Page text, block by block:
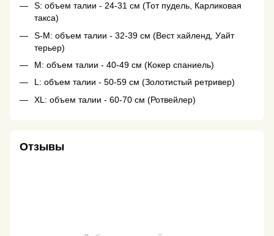
S: объем талии - 24-31 см (Тот пудель, Карликовая
такса)
S-M: объем талии - 32-39 см (Вест хайленд, Уайт
терьер)
M: объем талии - 40-49 см (Кокер спаниель)
L: объем талии - 50-59 см (Золотистый ретривер)
XL: объем талии - 60-70 см (Ротвейлер)
Отзывы